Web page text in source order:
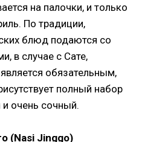
на палочки, и только
По традиции,
блюд подаются со
в случае с Сате,
обязательным,
полный набор
очень сочный.
(Nasi Jinggo)